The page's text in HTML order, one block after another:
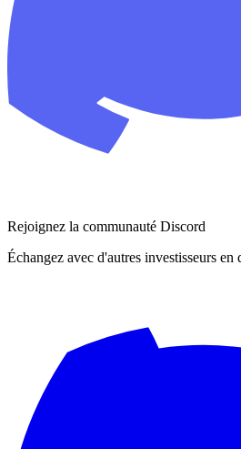
Rejoignez la communauté Discord
Échangez avec d'autres investisseurs en